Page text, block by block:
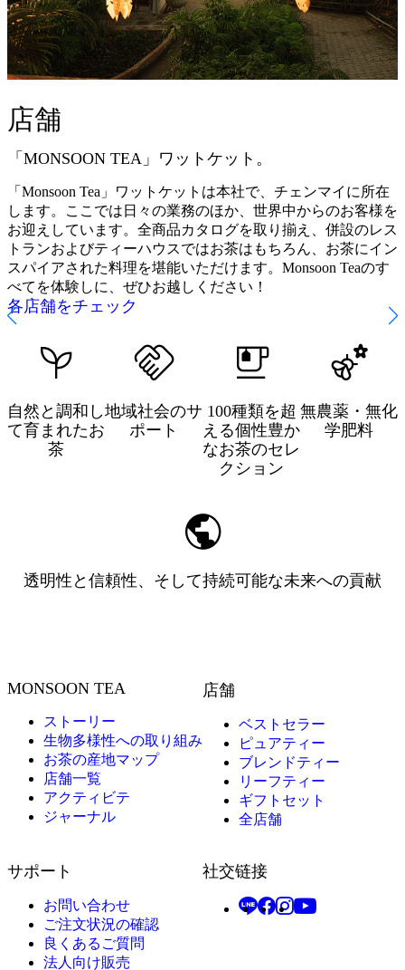
店舗
「MONSOON TEA」ワットケット。
「Monsoon Tea」ワットケットは本社で、チェンマイに所在
します。ここでは日々の業務のほか、世界中からのお客様を
お迎えしています。全商品カタログを取り揃え、併設のレス
トランおよびティーハウスではお茶はもちろん、お茶にイン
スパイアされた料理を堪能いただけます。Monsoon Teaのす
べてを体験しに、ぜひお越しください！
各店舗をチェック
自然と調和し
て育まれたお
茶
地域社会のサ
ポート
100種類を超
える個性豊か
なお茶のセレ
クション
無農薬・無化
学肥料
透明性と信頼性、そして持続可能な未来への貢献
MONSOON TEA
ストーリー
生物多様性への取り組み
お茶の産地マップ
店舗一覧
アクティビテ
ジャーナル
店舗
ベストセラー
ピュアティー
ブレンドティー
リーフティー
ギフトセット
全店舗
サポート
お問い合わせ
ご注文状況の確認
良くあるご質問
法人向け販売
社交链接